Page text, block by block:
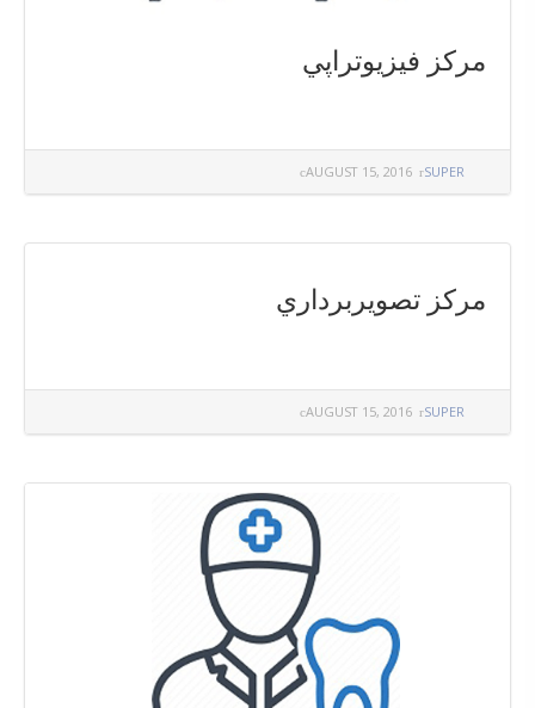
مركز فيزيوتراپي
AUGUST 15, 2016 SUPER
مركز تصويربرداري
AUGUST 15, 2016 SUPER